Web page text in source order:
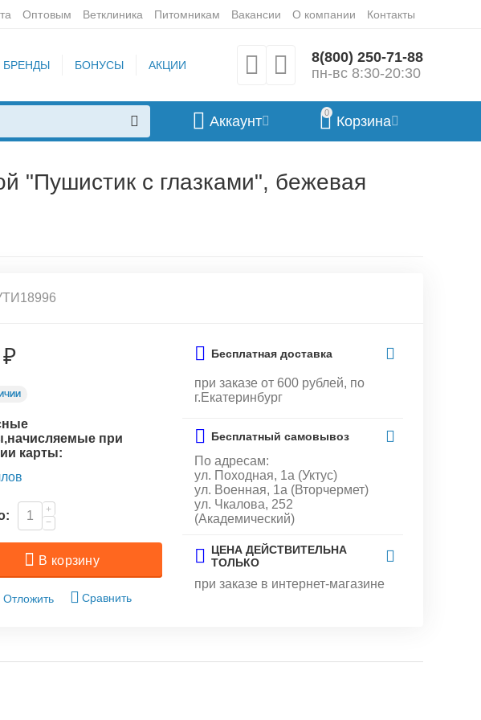
Оптовым Ветклиника Питомникам Вакансии О компании Контакты
БРЕНДЫ БОНУСЫ АКЦИИ
8(800) 250-71-88
пн-вс 8:30-20:30
0
Корзина
Аккаунт
"Пушистик с глазками", бежевая
₽
при
карты:
+
−
В корзину
Отложить Сравнить
Бесплатная доставка
при заказе от 600 рублей, по
г.Екатеринбург
Бесплатный самовывоз
По адресам:
ул. Походная, 1а (Уктус)
ул. Военная, 1а (Вторчермет)
ул. Чкалова, 252
(Академический)
ЦЕНА ДЕЙСТВИТЕЛЬНА
ТОЛЬКО
при заказе в интернет-магазине